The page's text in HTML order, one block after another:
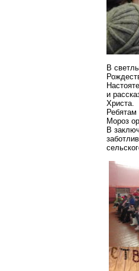
В
и
Христа.
Мороз
В